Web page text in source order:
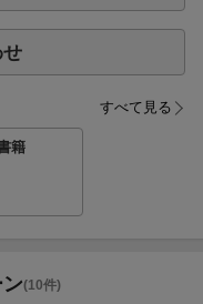
すべて見る
籍
(10件)